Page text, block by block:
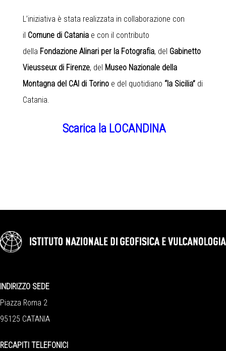
L’iniziativa è stata realizzata in collaborazione con
il Comune di Catania e con il contributo
della Fondazione Alinari per la Fotografia, del Gabinetto
Vieusseux di Firenze, del Museo Nazionale della
Montagna del CAI di Torino e del quotidiano “la Sicilia” di
Catania.
Scarica la LOCANDINA
INDIRIZZO SEDE
Piazza Roma 2
95125 CATANIA
RECAPITI TELEFONICI